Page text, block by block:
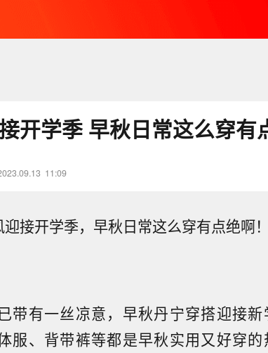
开学季 早秋日常这么穿有
11:09
接开学季，早秋日常这么穿有点绝啊！
带有一丝凉意，早秋丹宁穿搭迎接
服、背带裤等都是早秋实用又好穿